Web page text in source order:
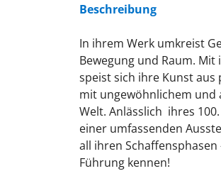
Beschreibung
In ihrem Werk umkreist
Bewegung und Raum.
speist sich ihre Kunst
mit ungewöhnlichem
Welt. Anlässlich ihres
einer umfassenden
all ihren
Führung kennen!